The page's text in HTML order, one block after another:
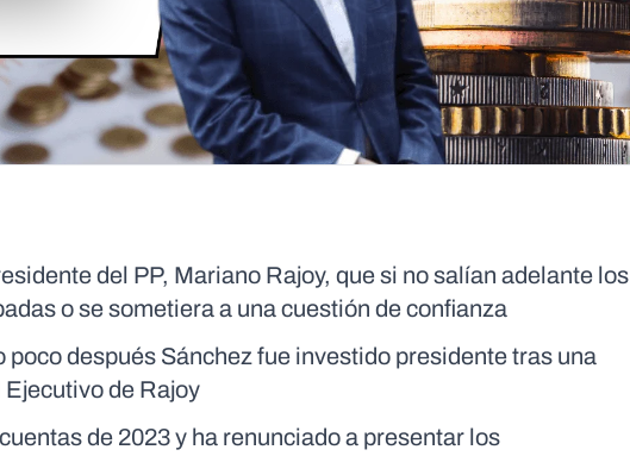
del PP, Mariano Rajoy, que si no salían adelante los
o se sometiera a una cuestión de confianza
después Sánchez fue investido presidente tras una
de Rajoy
de 2023 y ha renunciado a presentar los